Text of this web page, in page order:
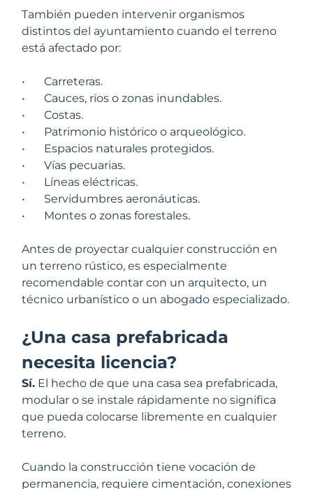
También pueden intervenir organismos
distintos del ayuntamiento cuando el terreno
está afectado por:
•
Carreteras.
•
Cauces, ríos o zonas inundables.
•
Costas.
•
Patrimonio histórico o arqueológico.
•
Espacios naturales protegidos.
•
Vías pecuarias.
•
Líneas eléctricas.
•
Servidumbres aeronáuticas.
•
Montes o zonas forestales.
Antes de proyectar cualquier construcción en
un terreno rústico, es especialmente
recomendable contar con un arquitecto, un
técnico urbanístico o un abogado especializado.
¿Una casa prefabricada
necesita licencia?
Sí.El hecho de que una casa sea prefabricada,
modular o se instale rápidamente no significa
que pueda colocarse libremente en cualquier
terreno.
Cuando la construcción tiene vocación de
permanencia, requiere cimentación, conexiones